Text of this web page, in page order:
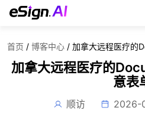
首页 / 博客中心 / 加拿大远程医疗的
加拿大远程医疗的
意表
顺访 2026-